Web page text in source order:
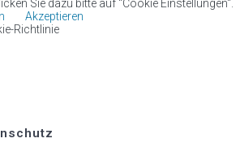
Sie dazu bitte auf "Cookie Einstellungen".
Akzeptieren
Richtlinie